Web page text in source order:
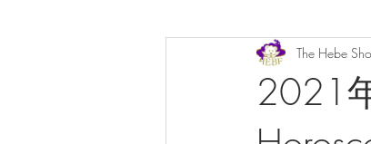
Monthly Horoscope 每月星座
2021
The Hebe